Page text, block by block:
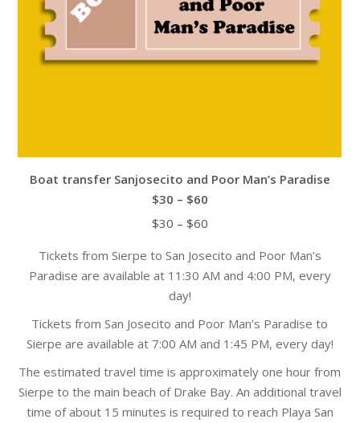
Boat transfer Sanjosecito and Poor Man’s Paradise
$30 – $60
$30 – $60Price
$30
through
Tickets from Sierpe to San Josecito and Poor Man’s
Paradise are available at 11:30 AM and 4:00 PM, every
day!
Tickets from San Josecito and Poor Man’s Paradise to
Sierpe are available at 7:00 AM and 1:45 PM, every day!
The estimated travel time is approximately one hour from
Sierpe to the main beach of Drake Bay. An additional travel
time of about 15 minutes is required to reach Playa San